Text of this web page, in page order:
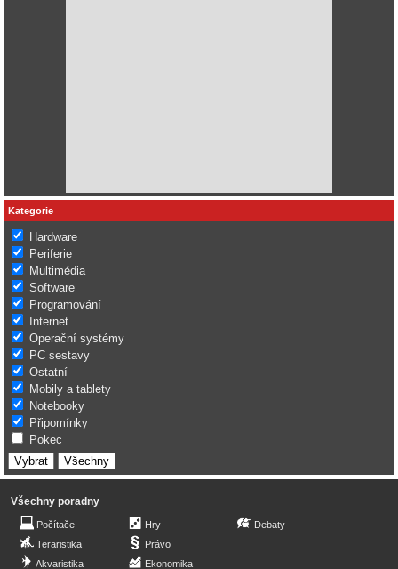
Kategorie
Hardware
Periferie
Multimédia
Software
Programování
Internet
Operační systémy
PC sestavy
Ostatní
Mobily a tablety
Notebooky
Připomínky
Pokec
Všechny poradny
Počítače
Teraristika
Akvaristika
Hry
Právo
Ekonomika
Debaty